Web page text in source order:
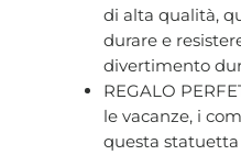
di alta qualità,
durare e
divertimento
REGALO
le vacanze, i
questa